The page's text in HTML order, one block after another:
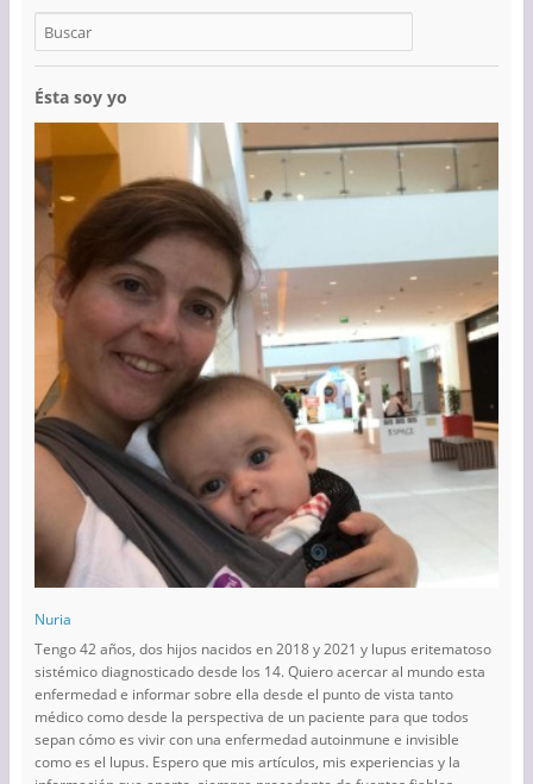
Ésta soy yo
Nuria
Tengo 42 años, dos hijos nacidos en 2018 y 2021 y lupus eritematoso
sistémico diagnosticado desde los 14. Quiero acercar al mundo esta
enfermedad e informar sobre ella desde el punto de vista tanto
médico como desde la perspectiva de un paciente para que todos
sepan cómo es vivir con una enfermedad autoinmune e invisible
como es el lupus. Espero que mis artículos, mis experiencias y la